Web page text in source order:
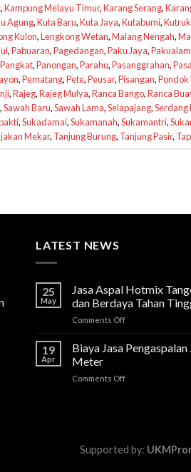
,Kampung Melayu Timur,Karang Serang,
Agung,Kuta Baru,Kuta Jaya,Kutabumi,Kutruk
Kulon,Lengkong Wetan,Malang Nengah,
,Pabuaran,Pagedangan,Paku Jaya,Pakualam
Pangkat,Panongan,Parahu,Pasanggrahan,
,Pematang,Pete,Peusar,Pisangan,Pondok
,Rajeg,Rajeg Mulya,Ranca Bango,Ranca
,Sawah Baru,Sawah Lama,Selapajang,Serdang
,Sukadamai,Sukamanah,Sukamantri,
Mekar, Tanjung Burung, Tanjung Pasir,
LATEST NEWS
25
May
Jasa Aspal Hotmix
dan Berdaya Tahan
Comments Offon
Aspal
Hotmix
Terbaik
19
Apr
Biaya Jasa
Meter
Comments Offon
Meter
Supported by: